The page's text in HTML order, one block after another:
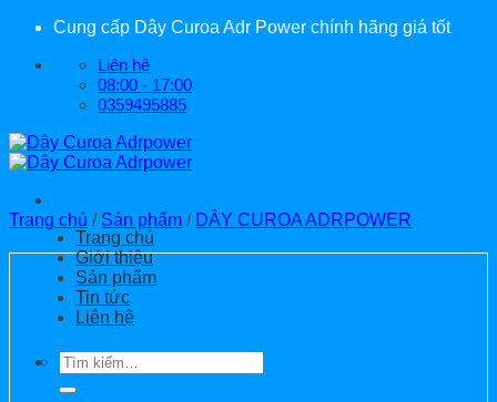
Cung cấp Dây Curoa Adr Power chính hãng giá tốt
Liên hệ
08:00 - 17:00
0359495885
Trang chủ
Giới thiệu
Sản phẩm
Tin tức
Liên hệ
Tìm
kiếm:
Trang chủ / Sản phẩm / DÂY CUROA ADRPOWER